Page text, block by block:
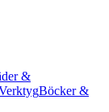
&
Böcker &